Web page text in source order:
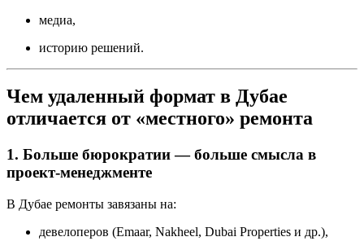
медиа,
историю решений.
Чем удаленный формат в Дубае
отличается от «местного» ремонта
1. Больше бюрократии — больше смысла в
проект-менеджменте
В Дубае ремонты завязаны на:
девелоперов (Emaar, Nakheel, Dubai Properties и др.),